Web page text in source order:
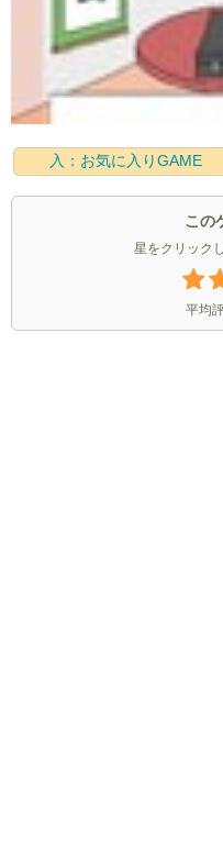
入：お気に入りGAME
この
星をクリック
平均